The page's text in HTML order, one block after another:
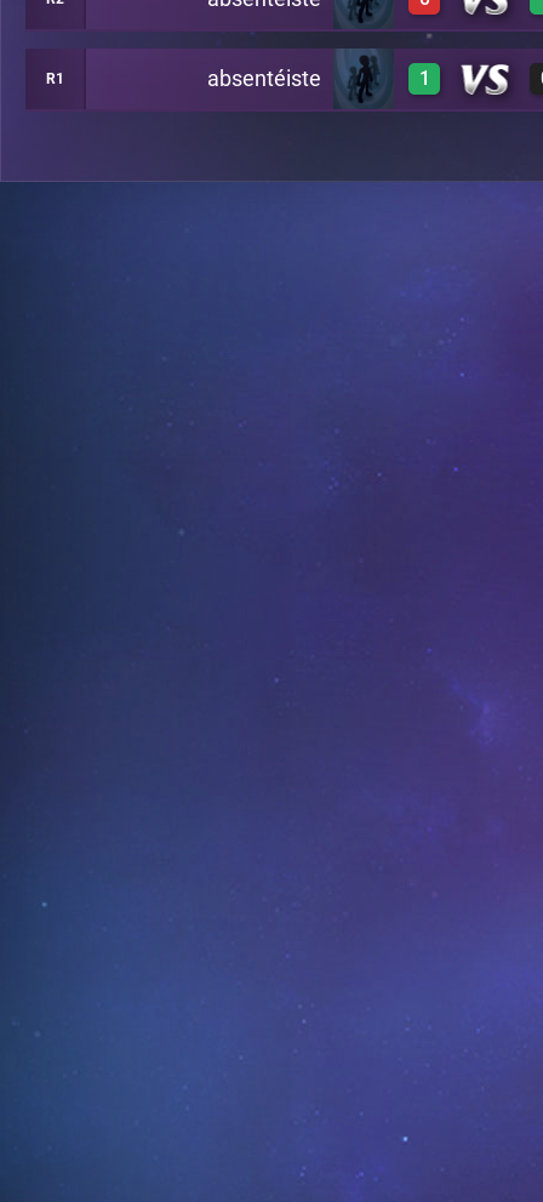
0 B12
0 A16
R1 absentéiste 1